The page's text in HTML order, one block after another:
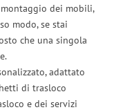
dei mobili,
modo, se stai
che una singola
adattato
di trasloco
e dei servizi